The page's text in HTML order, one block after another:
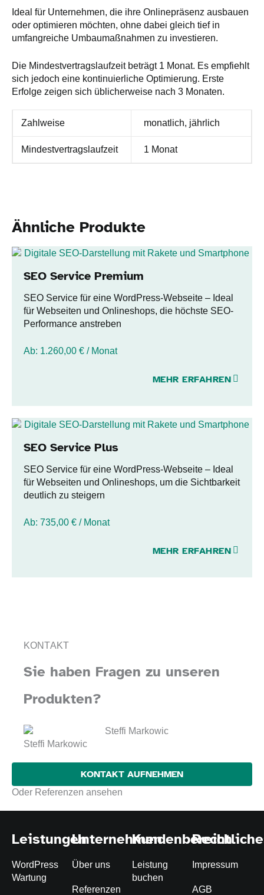
Ideal für Unternehmen, die ihre Onlinepräsenz ausbauen
oder optimieren möchten, ohne dabei gleich tief in
umfangreiche Umbaumaßnahmen zu investieren.
Die Mindestvertragslaufzeit beträgt 1 Monat. Es empfiehlt
sich jedoch eine kontinuierliche Optimierung. Erste
Erfolge zeigen sich üblicherweise nach 3 Monaten.
Zahlweise monatlich, jährlich
Mindestvertragslaufzeit 1 Monat
Ähnliche Produkte
SEO Service Premium
SEO Service für eine WordPress-Webseite – Ideal
für Webseiten und Onlineshops, die höchste SEO-
Performance anstreben​
Ab: 1.260,00 € / Monat
MEHR ERFAHREN
SEO Service Plus
SEO Service für eine WordPress-Webseite – Ideal
für Webseiten und Onlineshops, um die Sichtbarkeit
deutlich zu steigern
Ab: 735,00 € / Monat
MEHR ERFAHREN
KONTAKT
Sie haben Fragen zu unseren
Produkten?
Steffi Markowic
KONTAKT AUFNEHMEN
Oder Referenzen ansehen
Leistungen
WordPress
Wartung
Unternehmen
Über uns
Referenzen
Kundenbereich
Leistung
buchen
Impressum
AGB